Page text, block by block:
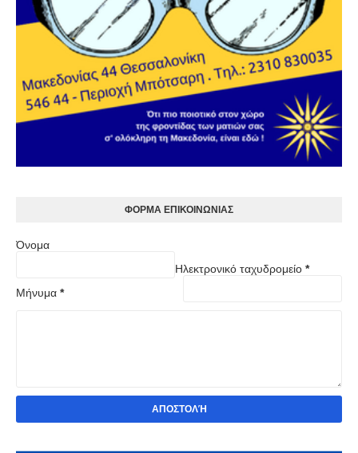
ΦOΡΜΑ ΕΠΙΚΟΙΝΩΝΙΑΣ
Όνομα
Ηλεκτρονικό ταχυδρομείο *
Μήνυμα *